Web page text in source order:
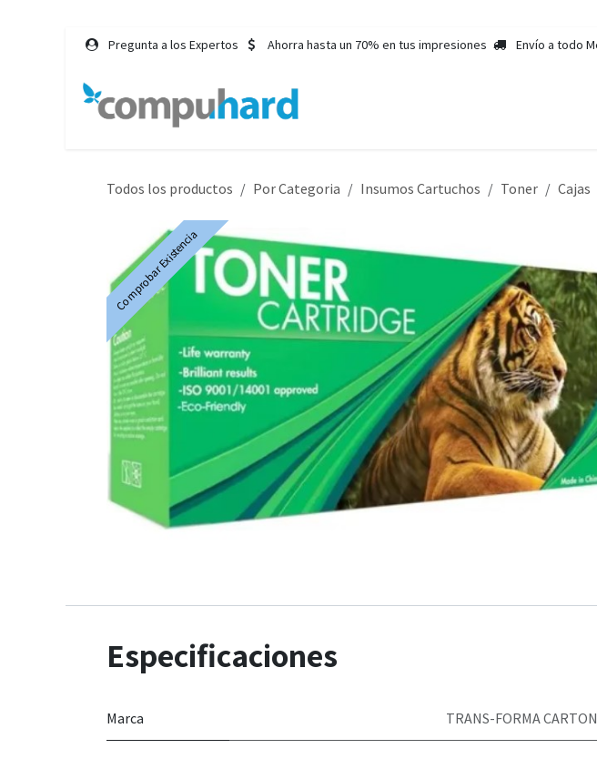
Ir al contenido Pregunta a los Expertos Ahorra hasta un 70% en tus impresiones Envío a todo
Todos los productos Por Categoria Insumos Cartuchos Toner Cajas
Comprobar Existencia
Especificaciones
Marca TRANS-FORMA CARTON